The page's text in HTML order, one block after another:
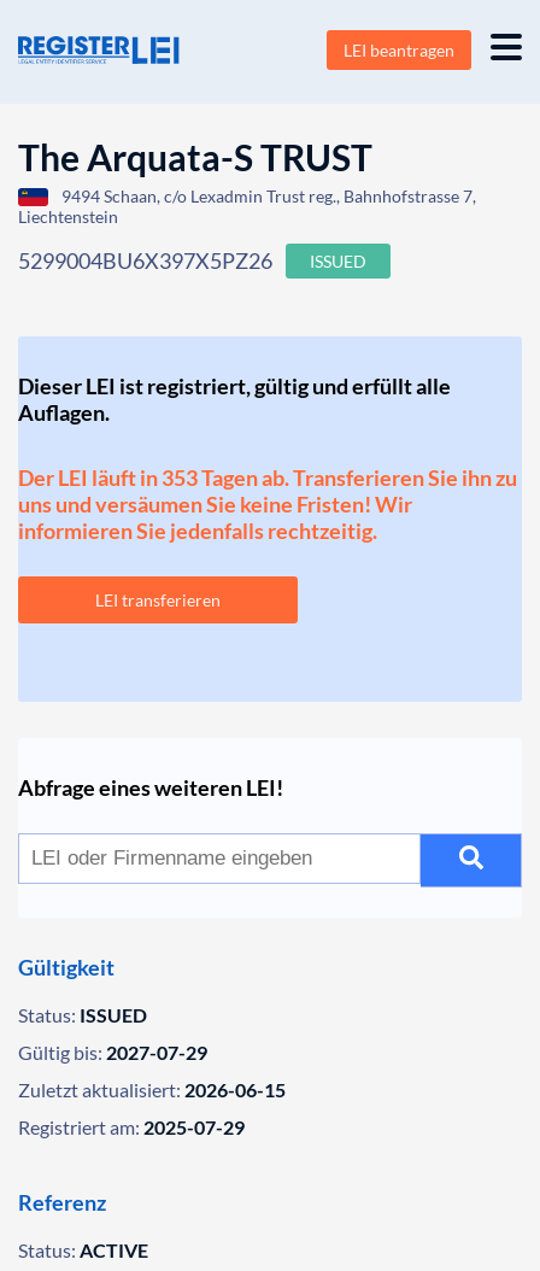
LEI beantragen
The Arquata-S TRUST
9494 Schaan, c/o Lexadmin Trust reg., Bahnhofstrasse 7,
Liechtenstein
5299004BU6X397X5PZ26 ISSUED
Dieser LEI ist registriert, gültig und erfüllt alle
Auflagen.
Der LEI läuft in 353 Tagen ab. Transferieren Sie ihn zu
uns und versäumen Sie keine Fristen! Wir
informieren Sie jedenfalls rechtzeitig.
LEI transferieren
Abfrage eines weiteren LEI!
Gültigkeit
Status: ISSUED
Gültig bis: 2027-07-29
Zuletzt aktualisiert: 2026-06-15
Registriert am: 2025-07-29
Referenz
Status: ACTIVE